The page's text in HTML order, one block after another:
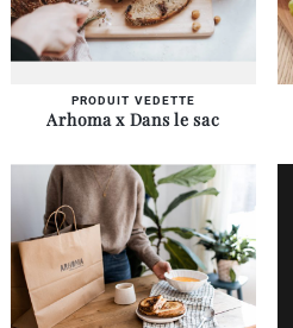
PRODUIT VEDETTE
Arhoma x Dans le sac